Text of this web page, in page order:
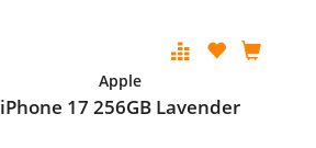
Apple
iPhone 17 256GB Lavender